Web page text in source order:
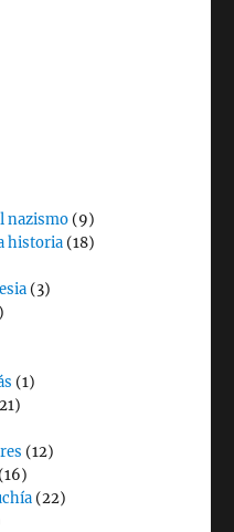
nazismo (9)
historia (18)
(3)
(1)
(12)
(16)
(22)